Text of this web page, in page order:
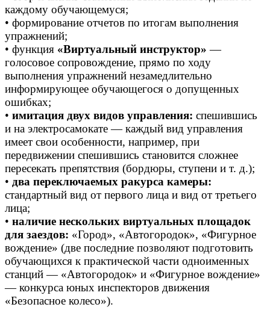
каждому обучающемуся;
• формирование отчетов по итогам выполнения
упражнений;
• функция «Виртуальный инструктор» —
голосовое сопровождение, прямо по ходу
выполнения упражнений незамедлительно
информирующее обучающегося о допущенных
ошибках;
• имитация двух видов управления: спешившись
и на электросамокате — каждый вид управления
имеет свои особенности, например, при
передвижении спешившись становится сложнее
пересекать препятствия (бордюры, ступени и т. д.);
• два переключаемых ракурса камеры:
стандартный вид от первого лица и вид от третьего
лица;
• наличие нескольких виртуальных площадок
для заездов: «Город», «Автогородок», «Фигурное
вождение» (две последние позволяют подготовить
обучающихся к практической части одноименных
станций — «Автогородок» и «Фигурное вождение»
— конкурса юных инспекторов движения
«Безопасное колесо»).